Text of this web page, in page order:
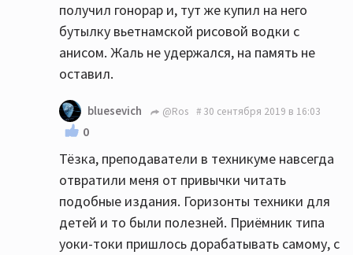
получил гонорар и, тут же купил на него
бутылку вьетнамской рисовой водки с
анисом. Жаль не удержался, на память не
оставил.
bluesevich @Ros 30 сентября 2019 в 16:03
0
Тёзка, преподаватели в техникуме навсегда
отвратили меня от привычки читать
подобные издания. Горизонты техники для
детей и то были полезней. Приёмник типа
уоки-токи пришлось дорабатывать самому, с